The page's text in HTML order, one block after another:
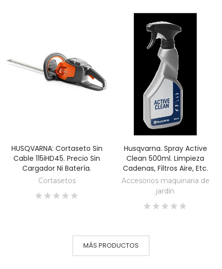
DESCUBRE
HUSQVARNA: Cortaseto Sin
Cable 115iHD45. Precio Sin
Cargador Ni Batería.
Cortasetos
DESCUBRE
Husqvarna. Spray Active
Clean 500ml. Limpieza
Cadenas, Filtros Aire, Etc.
Accesorios maquinaria de
jardín
MÁS PRODUCTOS